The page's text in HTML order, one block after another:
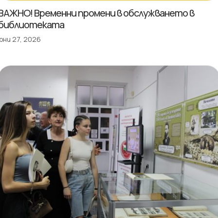
Временни промени в обслужването в
27, 2026